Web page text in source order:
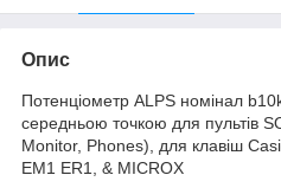
Опис
Потенціометр ALPS номінал
середньою точкою для пультів
Monitor, Phones), для клавіш
EM1 ER1, & MICROX